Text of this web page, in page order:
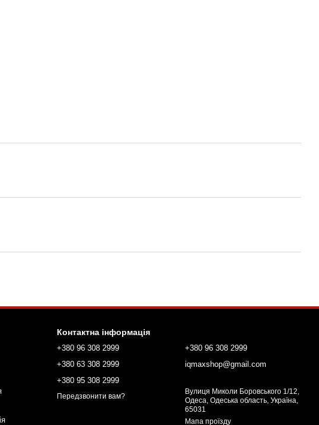
Контактна інформація
+380 96 308 2999
+380 63 308 2999
+380 95 308 2999
Передзвонити вам?
+380 96 308 2999
iqmaxshop@gmail.com
Вулиця Миколи Боровського 1/12,
Одеса, Одеська область, Україна,
65031
Мапа проїзду